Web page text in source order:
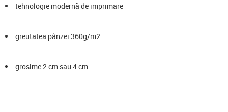
tehnologie modernă de imprimare
greutatea pânzei 360g/m2
grosime 2 cm sau 4 cm